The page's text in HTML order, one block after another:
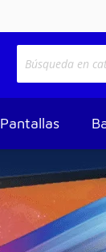
Pantallas